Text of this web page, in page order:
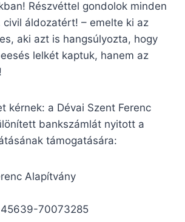
Részvéttel gondolok minden
áldozatért! – emelte ki az
aki azt is hangsúlyozta, hogy
lelkét kaptuk, hanem az
kérnek: a Dévai Szent Ferenc
bankszámlát nyitott a
támogatására:
Alapítvány
70073285